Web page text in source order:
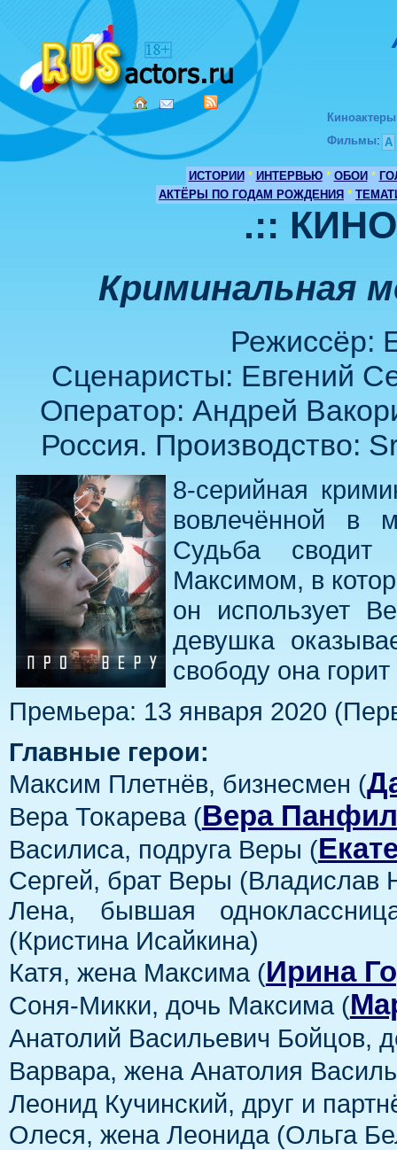
Киноактеры
Фильмы: А
ИСТОРИИ * ИНТЕРВЬЮ * ОБОИ *
АКТЁРЫ ПО ГОДАМ РОЖДЕНИЯ *
.::
Криминальная
Режиссёр:
Сценаристы: Евгений
Оператор: Андрей
Россия. Производство:
8-серийная
вовлечённой в
Судьба
Максимом, в
он использует
девушка
свободу она
Премьера: 13 января 2020
Главные герои:
Максим Плетнёв, бизнесмен (
Вера Токарева (Вера
Василиса, подруга Веры (
Сергей, брат Веры (Владислав
Лена, бывшая
(Кристина Исайкина)
Катя, жена Максима (Ирина
Соня-Микки, дочь Максима (
Анатолий Васильевич Бойцов,
Варвара, жена Анатолия
Леонид Кучинский, друг и
Олеся, жена Леонида (Ольга